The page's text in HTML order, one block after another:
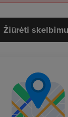
Žiūrėti